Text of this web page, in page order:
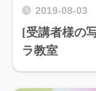
2019-08-03
[受講者様の
ラ教室